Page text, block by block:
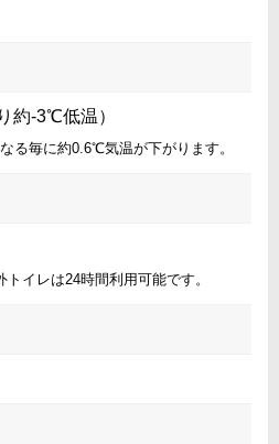
約-3℃低温）
る毎に約0.6℃気温が下がります。
イレは24時間利用可能です。